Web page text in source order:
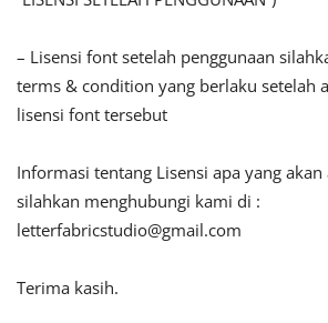
– Lisensi font setelah penggunaan
terms & condition yang berlaku setelah
lisensi font tersebut
Informasi tentang Lisensi apa yang
silahkan menghubungi kami di :
letterfabricstudio@gmail.com
Terima kasih.